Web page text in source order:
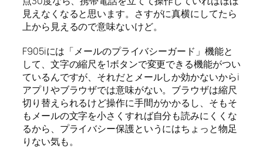
見えなくなると思います。さすがに真横にしてたら
上から見えるので意味ないけど。
F905iには「メールのプライバシーガード」機能と
して、文字の縮尺を1ボタンで変更できる機能がつい
ているんですが、それだとメールしか効かないからi
アプリやブラウザでは意味がない。ブラウザは縮尺
切り替えられるけど操作に手間がかかるし、そもそ
もメールの文字を小さくすれば自分も読みにくくな
るから、プライバシー保護というにはちょっと物足
りない気も。